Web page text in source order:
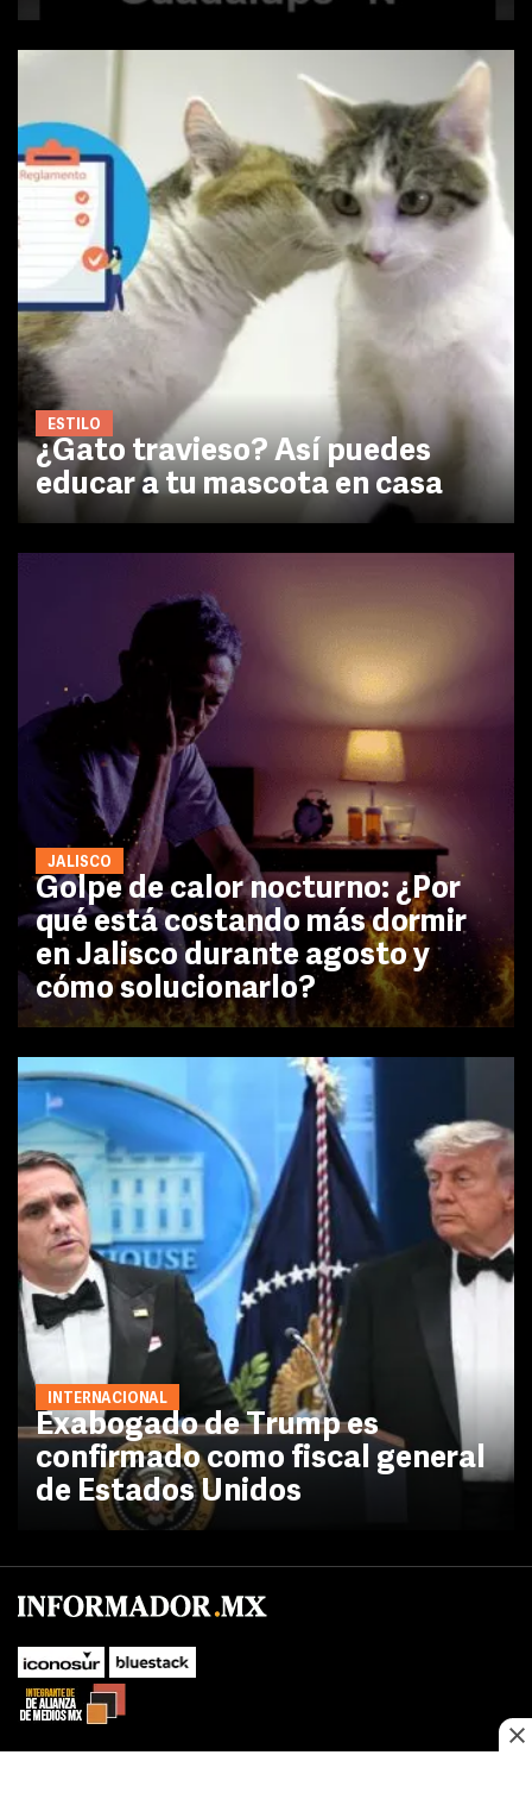
ESTILO
¿Gato travieso? Así puedes
educar a tu mascota en casa
JALISCO
Golpe de calor nocturno: ¿Por
qué está costando más dormir
en Jalisco durante agosto y
cómo solucionarlo?
INTERNACIONAL
Exabogado de Trump es
confirmado como fiscal general
de Estados Unidos